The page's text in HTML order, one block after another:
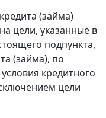
(займа)
цели, указанные в
подпункта,
(займа), по
кредитного
цели